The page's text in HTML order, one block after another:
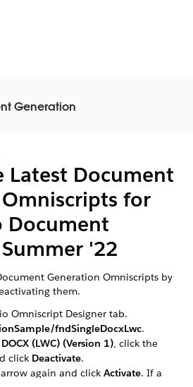
Generation
Latest Document
for
Document
'22
Generation Omniscripts by
them.
Omniscript Designer tab.
fndSingleDocxLwc.
(LWC) (Version 1), click the
click Deactivate.
again and click Activate. If a